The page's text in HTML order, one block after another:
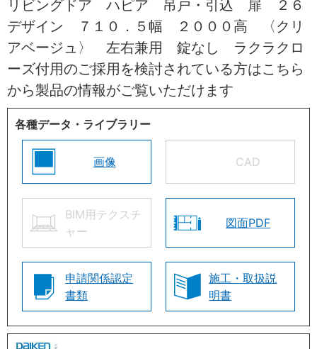
リビングドア ハピア 吊戸・引込 扉 ２６
デザイン ７１０．５幅 ２０００高 〈クリ
アベージュ〉 左右兼用 錠なし ラクラクロ
ーズ付用のご採用を検討されている方はこちら
から製品の情報がご覧いただけます
各種データ・ライブラリー
画像 CAD
BIM用テクスチ
ャー
図面PDF
申請関係認定
書類
施工・取扱説
明書